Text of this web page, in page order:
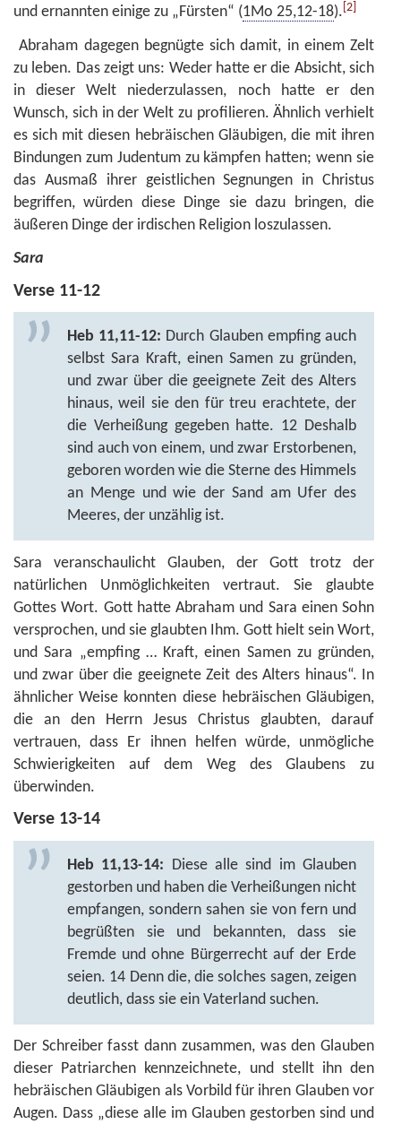
und ernannten einige zu „Fürsten“ (1Mo 25,12-18). [2]
Abraham dagegen begnügte sich damit, in einem Zelt
zu leben. Das zeigt uns: Weder hatte er die Absicht, sich
in dieser Welt niederzulassen, noch hatte er den
Wunsch, sich in der Welt zu profilieren. Ähnlich verhielt
es sich mit diesen hebräischen Gläubigen, die mit ihren
Bindungen zum Judentum zu kämpfen hatten; wenn sie
das Ausmaß ihrer geistlichen Segnungen in Christus
begriffen, würden diese Dinge sie dazu bringen, die
äußeren Dinge der irdischen Religion loszulassen.
Sara
Verse 11-12
Heb 11,11-12: Durch Glauben empfing auch
selbst Sara Kraft, einen Samen zu gründen,
und zwar über die geeignete Zeit des Alters
hinaus, weil sie den für treu erachtete, der
die Verheißung gegeben hatte. 12 Deshalb
sind auch von einem, und zwar Erstorbenen,
geboren worden wie die Sterne des Himmels
an Menge und wie der Sand am Ufer des
Meeres, der unzählig ist.
Sara veranschaulicht Glauben, der Gott trotz der
natürlichen Unmöglichkeiten vertraut. Sie glaubte
Gottes Wort. Gott hatte Abraham und Sara einen Sohn
versprochen, und sie glaubten Ihm. Gott hielt sein Wort,
und Sara „empfing … Kraft, einen Samen zu gründen,
und zwar über die geeignete Zeit des Alters hinaus“. In
ähnlicher Weise konnten diese hebräischen Gläubigen,
die an den Herrn Jesus Christus glaubten, darauf
vertrauen, dass Er ihnen helfen würde, unmögliche
Schwierigkeiten auf dem Weg des Glaubens zu
überwinden.
Verse 13-14
Heb 11,13-14: Diese alle sind im Glauben
gestorben und haben die Verheißungen nicht
empfangen, sondern sahen sie von fern und
begrüßten sie und bekannten, dass sie
Fremde und ohne Bürgerrecht auf der Erde
seien. 14 Denn die, die solches sagen, zeigen
deutlich, dass sie ein Vaterland suchen.
Der Schreiber fasst dann zusammen, was den Glauben
dieser Patriarchen kennzeichnete, und stellt ihn den
hebräischen Gläubigen als Vorbild für ihren Glauben vor
Augen. Dass „diese alle im Glauben gestorben sind und